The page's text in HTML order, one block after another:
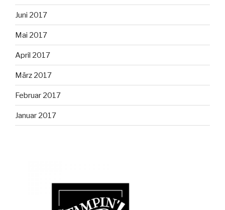
Juni 2017
Mai 2017
April 2017
März 2017
Februar 2017
Januar 2017